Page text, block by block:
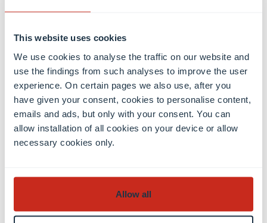
This website uses cookies
We use cookies to analyse the traffic on our website and
use the findings from such analyses to improve the user
experience. On certain pages we also use, after you
have given your consent, cookies to personalise content,
emails and ads, but only with your consent. You can
allow installation of all cookies on your device or allow
necessary cookies only.
Allow all
Anupam Sengupta
Associate professor, FNR ATTRACT Fellow